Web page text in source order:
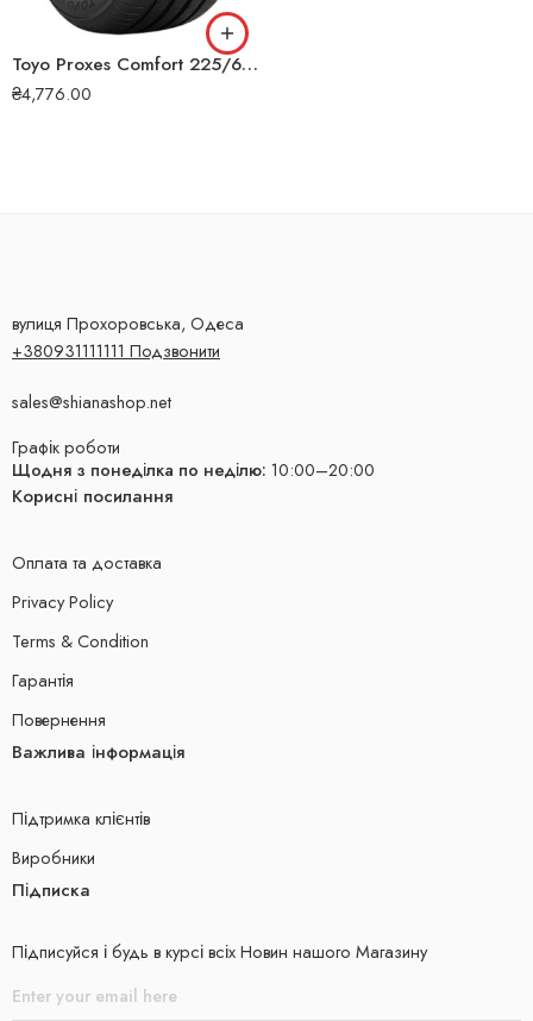
Toyo Proxes Comfort 225/65 R17 106V літня шина
₴4,776.00
вулиця Прохоровська, Одеса
+380931111111 Подзвонити
sales@shianashop.net
Графік роботи
Щодня з понеділка по неділю: 10:00–20:00
Корисні посилання
Оплата та доставка
Privacy Policy
Terms & Condition
Гарантія
Повернення
Важлива інформація
Підтримка клієнтів
Виробники
Підписка
Підписуйся і будь в курсі всіх Новин нашого Магазину